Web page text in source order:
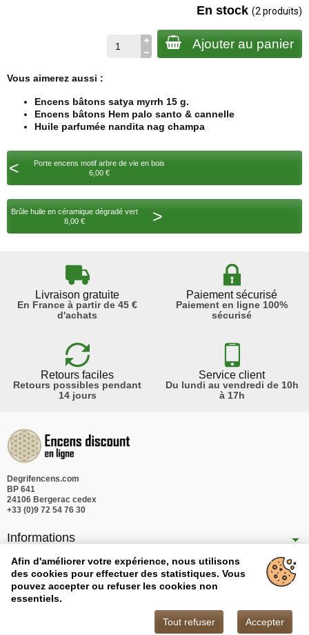
En stock (2 produits)
Ajouter au panier
Vous aimerez aussi :
Encens bâtons satya myrrh 15 g.
Encens bâtons Hem palo santo & cannelle
Huile parfumée nandita nag champa
<
Porte encens motif arbre de vie en bois
6,00 €
Brûle huile en céramique dégradé vert
8,00 €
>
Livraison gratuite
En France à partir de 45 €
d'achats
Paiement sécurisé
Paiement en ligne 100%
sécurisé
Retours faciles
Retours possibles pendant
14 jours
Service client
Du lundi au vendredi de 10h
à 17h
Degrifencens.com
BP 641
24106 Bergerac cedex
+33 (0)9 72 54 76 30
Informations
Nos produits
Notre société
Afin d'améliorer votre expérience, nous utilisons
des cookies pour effectuer des statistiques. Vous
pouvez accepter ou refuser les cookies non
essentiels.
Tout refuser
Accepter